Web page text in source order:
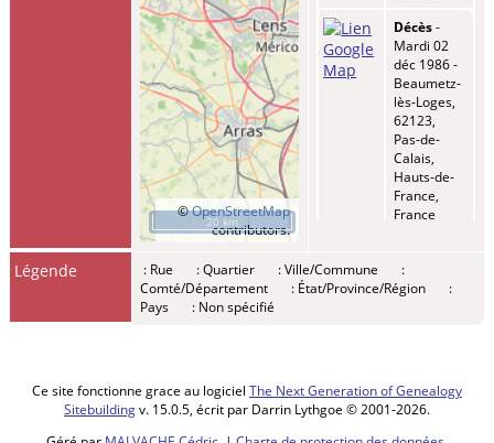
©OpenStreetMap
contributors.
20 km
Décès-
Mardi 02
déc 1986 -
Beaumetz-
lès-Loges,
62123,
Pas-de-
Calais,
Hauts-de-
France,
France
Légende : Rue : Quartier : Ville/Commune
:
Comté/Département
: État/Province/Région
:
Pays
: Non spécifié
Ce site fonctionne grace au logiciel The Next Generation of Genealogy
Sitebuildingv. 15.0.5, écrit par Darrin Lythgoe © 2001-2026.